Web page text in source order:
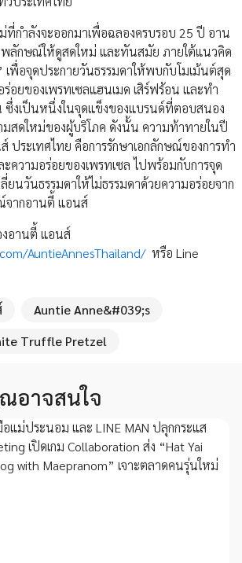
ที่กำลังจะออกมาเพื่อฉลองครบรอบ 25 ปี อาน
ลักษณ์ให้ดูสดใหม่ และทันสมัย ภายใต้แนวคิด
เพื่อจุดประกายวันธรรมดาให้พบกับโมเม้นต์สุด
ร่อยของเพรทเซลแฮนเมด เสิร์ฟร้อน และทำ
งเป็นหนึ่งในจุดแข็งของแบรนด์ที่ตอบสนอง
มสดใหม่ของผู้บริโภค ดังนั้น ความท้าทายในปี
ประเทศไทย คือการรักษาเอกลักษณ์ของการทำ
วามอร่อยของเพรทเซล ไปพร้อมกับการจุด
ยนวันธรรมดาให้ไม่ธรรมดาด้วยความอร่อยจาก
จากอานตี้ แอนส์
อานตี้ แอนส์
AuntieAnnesThailand/หรือ Line
Auntie Anne&#039;s
Truffle Pretzel
อาจสนใจ